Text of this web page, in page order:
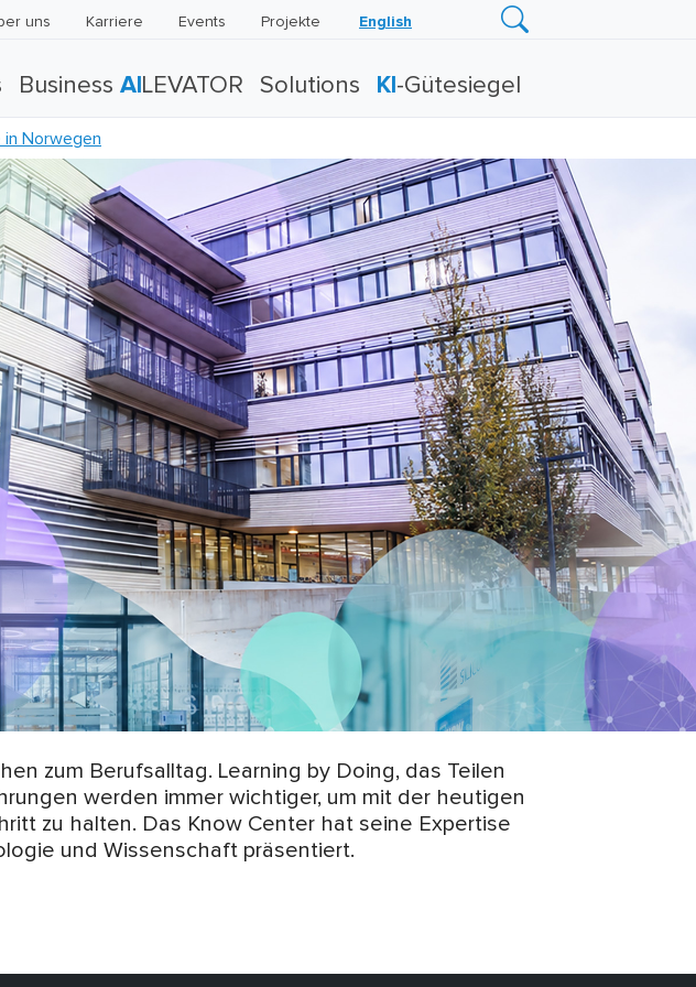
uns Karriere Events Projekte English
Business AI LEVATOR Solutions KI -Gütesiegel
Norwegen
zum Berufsalltag. Learning by Doing, das Teilen
werden immer wichtiger, um mit der heutigen
zu halten. Das Know Center hat seine Expertise
und Wissenschaft präsentiert.